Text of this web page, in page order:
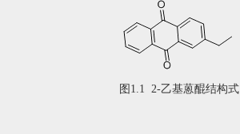
图1.1 2-乙基蒽醌结构式